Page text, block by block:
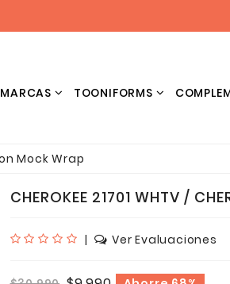
MARCAS TOONIFORMS
Mock Wrap
CHEROKEE 21701 WHTV /
| Ver Evaluaciones